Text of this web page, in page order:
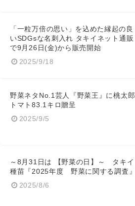
「一粒万倍の思い」を込めた縁起の良
いSDGsな名刺入れ タキイネット通販
で9月26日(金)から販売開始
2025/9/18
野菜ネタNo.1芸人『野菜王』に桃太郎
トマト83.1キロ贈呈
2025/9/5
～8月31日は 【野菜の日】～ タキイ
種苗『2025年度 野菜に関する調査』
2025/8/6